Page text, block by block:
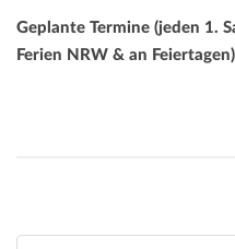
Geplante Termine (jeden 1.
Ferien NRW & an